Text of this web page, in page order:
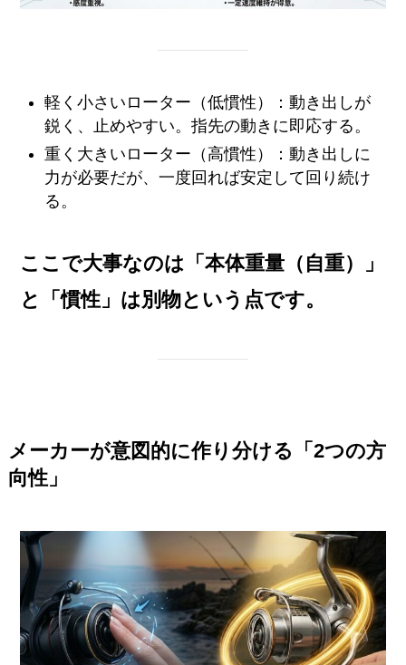
軽く小さいローター（低慣性）：動き出しが
鋭く、止めやすい。指先の動きに即応する。
重く大きいローター（高慣性）：動き出しに
力が必要だが、一度回れば安定して回り続け
る。
ここで大事なのは「本体重量（自重）」
と「慣性」は別物という点です。
メーカーが意図的に作り分ける「2つの方
向性」